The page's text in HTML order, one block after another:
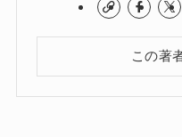
この著